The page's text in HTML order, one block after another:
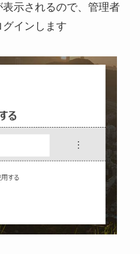
示されるので、管理者
インします